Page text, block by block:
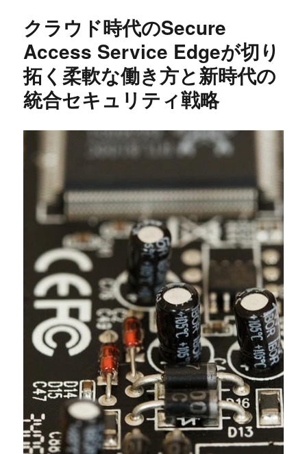
クラウド時代のSecure
Access Service Edgeが切り
拓く柔軟な働き方と新時代の
統合セキュリティ戦略